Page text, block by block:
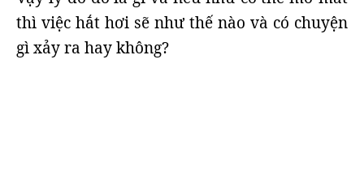
thì việc hắt hơi sẽ như thế nào và có chuyện
gì xảy ra hay không?